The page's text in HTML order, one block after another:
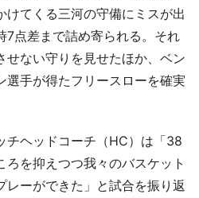
けてくる三河の守備にミスが出
7点差まで詰め寄られる。それ
せない守りを見せたほか、ベン
選手が得たフリースローを確実
ヘッドコーチ（HC）は「38
を抑えつつ我々のバスケット
レーができた」と試合を振り返